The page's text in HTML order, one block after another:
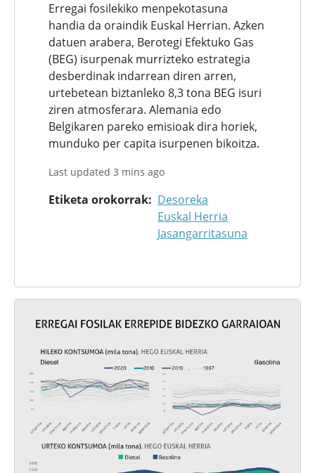
Erregai fosilekiko menpekotasuna
handia da oraindik Euskal Herrian. Azken
datuen arabera, Berotegi Efektuko Gas
(BEG) isurpenak murrizteko estrategia
desberdinak indarrean diren arren,
urtebetean biztanleko 8,3 tona BEG isuri
ziren atmosferara. Alemania edo
Belgikaren pareko emisioak dira horiek,
munduko per capita isurpenen bikoitza.
Last updated 3 mins ago
Etiketa orokorrak
Desoreka
Euskal Herria
Jasangarritasuna